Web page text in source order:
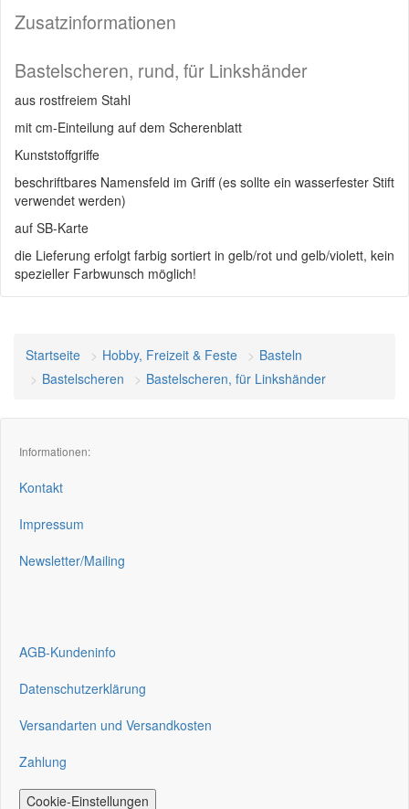
Zusatzinformationen
Bastelscheren, rund, für Linkshänder
aus rostfreiem Stahl
mit cm-Einteilung auf dem Scherenblatt
Kunststoffgriffe
beschriftbares Namensfeld im Griff (es sollte ein wasserfester Stift
verwendet werden)
auf SB-Karte
die Lieferung erfolgt farbig sortiert in gelb/rot und gelb/violett, kein
spezieller Farbwunsch möglich!
Startseite Hobby, Freizeit & Feste
Basteln
Bastelscheren
Bastelscheren, für Linkshänder
Informationen:
Kontakt
Impressum
Newsletter/Mailing
AGB-Kundeninfo
Datenschutzerklärung
Versandarten und Versandkosten
Zahlung
Cookie-Einstellungen